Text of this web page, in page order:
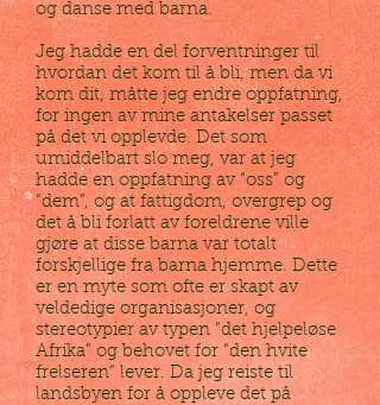
og danse med barna.
Jeg hadde en del forventninger til
hvordan det kom til å bli, men da vi
kom dit, måtte jeg endre oppfatning,
for ingen av mine antakelser passet
på det vi opplevde. Det som
umiddelbart slo meg, var at jeg
hadde en oppfatning av “oss” og
“dem”, og at fattigdom, overgrep og
det å bli forlatt av foreldrene ville
gjøre at disse barna var totalt
forskjellige fra barna hjemme. Dette
er en myte som ofte er skapt av
veldedige organisasjoner, og
stereotypier av typen “det hjelpeløse
Afrika” og behovet for “den hvite
frelseren” lever. Da jeg reiste til
landsbyen for å oppleve det på